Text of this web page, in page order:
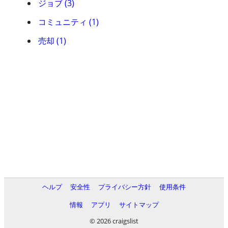
ジョブ (3)
コミュニティ (1)
売却 (1)
ヘルプ 安全性 プライバシー方針
使用条件
情報
アプリ
サイトマップ
© 2026 craigslist